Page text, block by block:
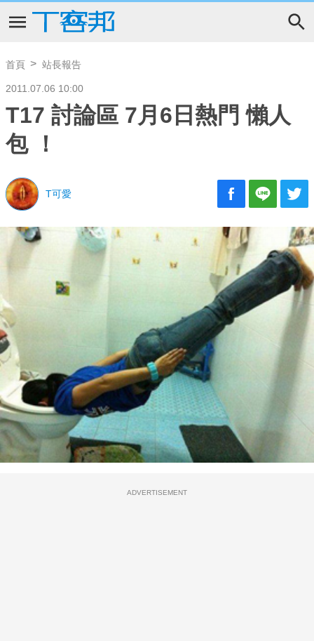
首頁 站長報告
2011.07.06 10:00
T17 討論區 7月6日熱門 懶人
包 ！
T可愛
ADVERTISEMENT